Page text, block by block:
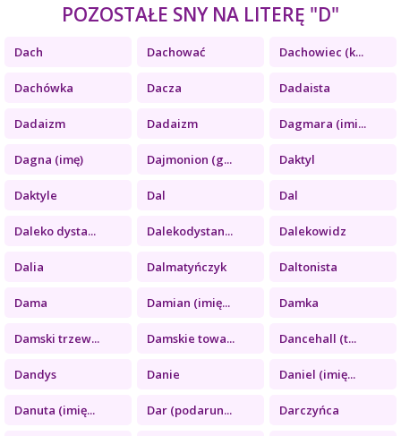
POZOSTAŁE SNY NA LITERĘ "D"
Dach Dachować Dachowiec (k...
Dachówka Dacza Dadaista
Dadaizm Dadaizm Dagmara (imi...
Dagna (imę) Dajmonion (g... Daktyl
Daktyle Dal Dal
Daleko dysta... Dalekodystan... Dalekowidz
Dalia Dalmatyńczyk Daltonista
Dama Damian (imię... Damka
Damski trzew... Damskie towa... Dancehall (t...
Dandys Danie Daniel (imię...
Danuta (imię... Dar (podarun... Darczyńca